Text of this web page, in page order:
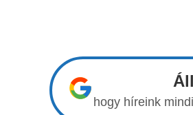
hogy híreink